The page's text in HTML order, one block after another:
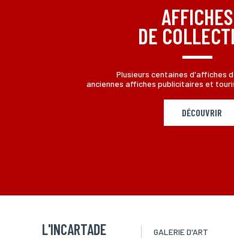
AFFICHES
DE
Plusieurs centaines d'affiches
anciennes affiches publicitaires et
DÉCOUVRIR
L'INCARTADE GALERIE D'ART